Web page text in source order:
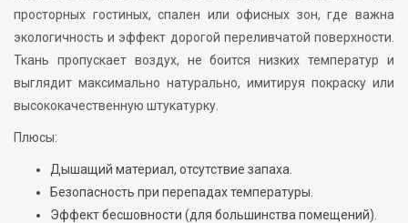
просторных гостиных, спален или офисных зон, где важна
экологичность и эффект дорогой переливчатой поверхности.
Ткань пропускает воздух, не боится низких температур и
выглядит максимально натурально, имитируя покраску или
высококачественную штукатурку.
Плюсы:
Дышащий материал, отсутствие запаха.
Безопасность при перепадах температуры.
Эффект бесшовности (для большинства помещений).